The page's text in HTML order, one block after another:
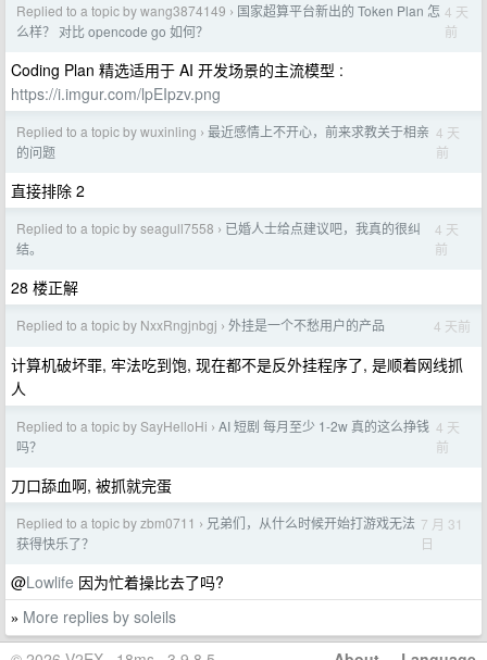
Replied to a topic by wang3874149 › 国家超算平台新出的 Token Plan 怎
么样？ 对比 opencode go 如何？
4 天
前
Coding Plan 精选适用于 AI 开发场景的主流模型 :
https://i.imgur.com/lpEIpzv.png
Replied to a topic by wuxinling › 最近感情上不开心，前来求教关于相亲
的问题
4 天
前
直接排除 2
Replied to a topic by seagull7558 › 已婚人士给点建议吧，我真的很纠
结。
4 天
前
28 楼正解
Replied to a topic by NxxRngjnbgj › 外挂是一个不愁用户的产品 4 天前
计算机破坏罪, 牢法吃到饱, 现在都不是反外挂程序了, 是顺着网线抓
人
Replied to a topic by SayHelloHi › AI 短剧 每月至少 1-2w 真的这么挣钱
吗？
4 天
前
刀口舔血啊, 被抓就完蛋
Replied to a topic by zbm0711 › 兄弟们，从什么时候开始打游戏无法
获得快乐了？
7 月 31
日
@Lowlife 因为忙着操比去了吗?
» More replies by soleils